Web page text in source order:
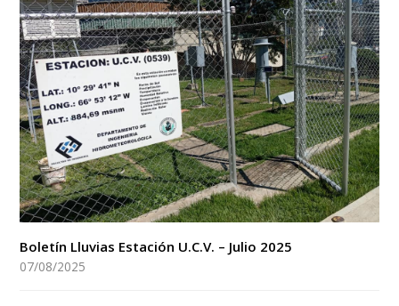
Boletín Lluvias Estación U.C.V. – Julio 2025
07/08/2025